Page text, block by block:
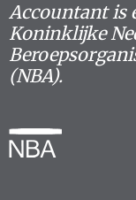
Accountant is
Koninklijke
(NBA).